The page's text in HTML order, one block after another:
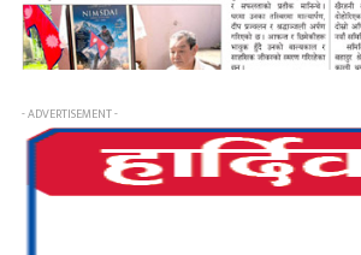
- ADVERTISEMENT -